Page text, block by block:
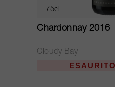
75cl
Chardonnay 2016
Cloudy Bay
ESAURITO